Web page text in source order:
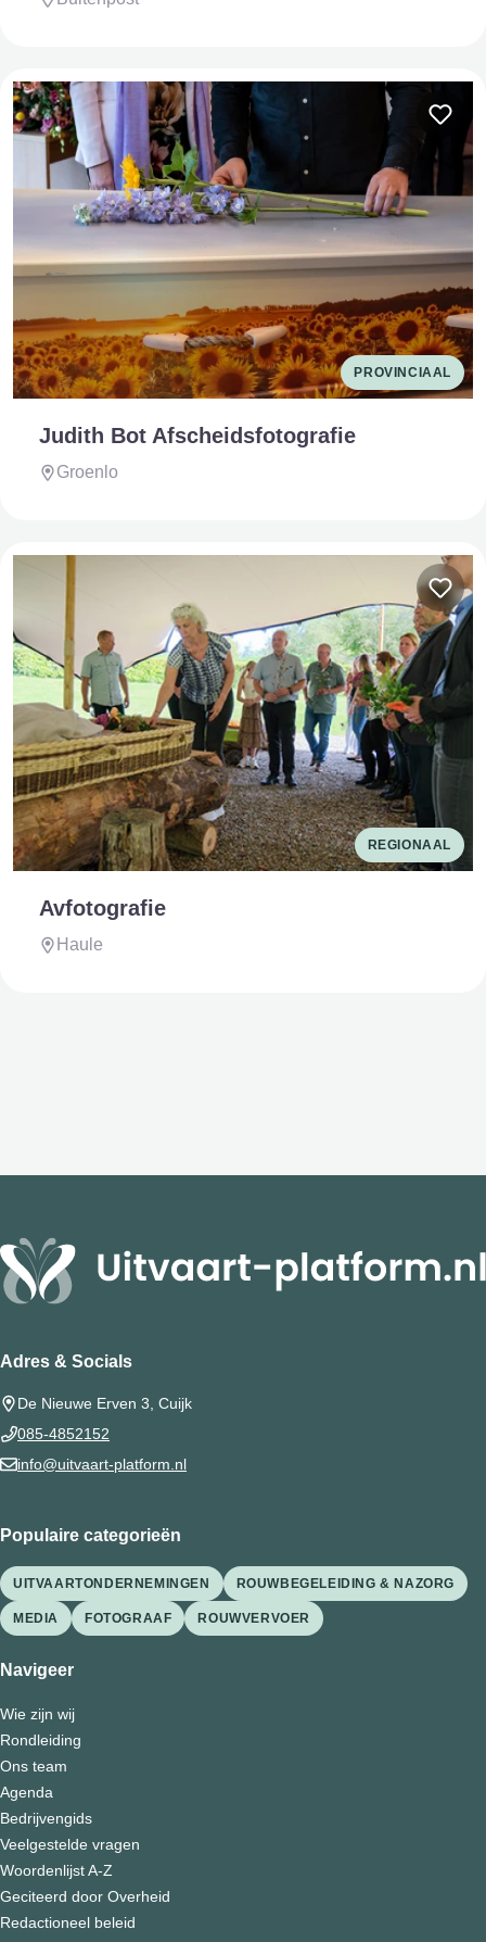
PROVINCIAAL
Judith Bot Afscheidsfotografie
Groenlo
REGIONAAL
Avfotografie
Haule
Adres & Socials
De Nieuwe Erven 3, Cuijk
085-4852152
info@uitvaart-platform.nl
Populaire categorieën
UITVAARTONDERNEMINGEN ROUWBEGELEIDING & NAZORG
MEDIA FOTOGRAAF ROUWVERVOER
Navigeer
Wie zijn wij
Rondleiding
Ons team
Agenda
Bedrijvengids
Veelgestelde vragen
Woordenlijst A-Z
Geciteerd door Overheid
Redactioneel beleid